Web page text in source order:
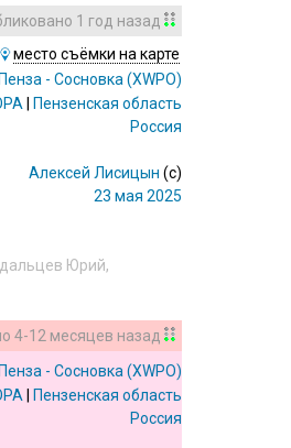
1 год назад
место съёмки на карте
Пенза - Сосновка (XWPO)
Пензенская область
Россия
Алексей Лисицын (c)
23 мая 2025
Юрий,
4-12 месяцев назад
Пенза - Сосновка (XWPO)
Пензенская область
Россия